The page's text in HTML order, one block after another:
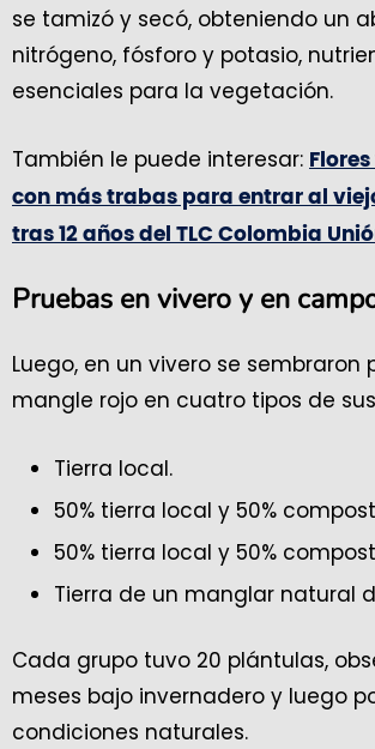
se tamizó y secó, obteniendo un
nitrógeno, fósforo y potasio,
esenciales para la vegetación.
También le puede interesar:
con más trabas para entrar al
tras 12 años del TLC Colombia
Pruebas en vivero y en
Luego, en un vivero se sembraron
mangle rojo en cuatro tipos de
Tierra local.
50% tierra local y 50%
50% tierra local y 50%
Tierra de un manglar natural
Cada grupo tuvo 20 plántulas,
meses bajo invernadero y luego
condiciones naturales.